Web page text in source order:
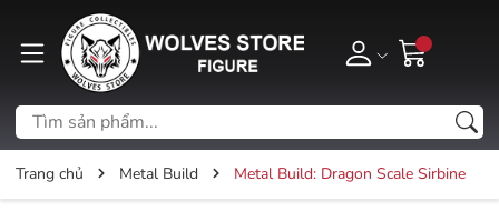
Trang chủ Metal Build Metal Build: Dragon Scale Sirbine